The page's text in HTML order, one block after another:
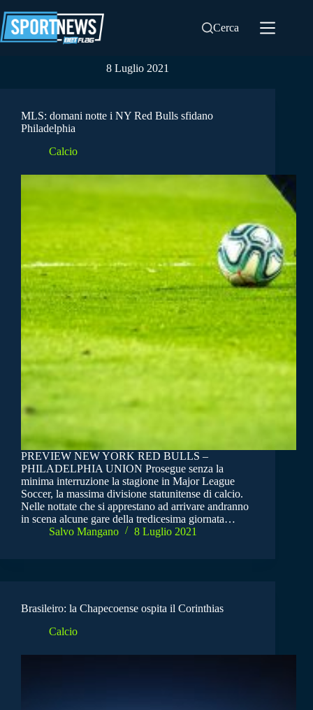
al
contenuto
Cerca
8 Luglio 2021
MLS: domani notte i NY Red Bulls sfidano
Philadelphia
Calcio
PREVIEW NEW YORK RED BULLS –
PHILADELPHIA UNION Prosegue senza la
minima interruzione la stagione in Major League
Soccer, la massima divisione statunitense di calcio.
Nelle nottate che si apprestano ad arrivare andranno
in scena alcune gare della tredicesima giornata…
Salvo Mangano
8 Luglio 2021
Brasileiro: la Chapecoense ospita il Corinthias
Calcio